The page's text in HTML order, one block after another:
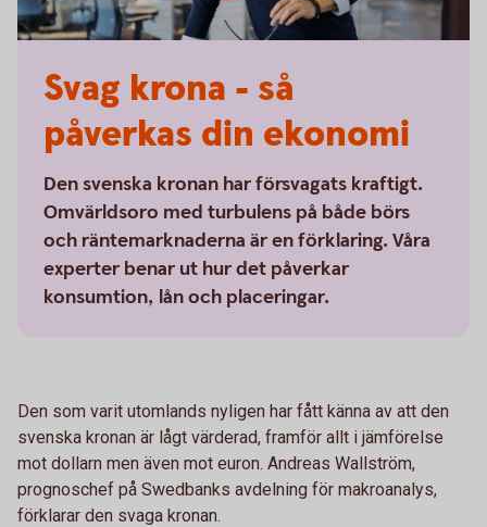
Svag krona - så
påverkas din ekonomi
Den svenska kronan har försvagats kraftigt.
Omvärldsoro med turbulens på både börs
och räntemarknaderna är en förklaring. Våra
experter benar ut hur det påverkar
konsumtion, lån och placeringar.
Den som varit utomlands nyligen har fått känna av att den
svenska kronan är lågt värderad, framför allt i jämförelse
mot dollarn men även mot euron. Andreas Wallström,
prognoschef på Swedbanks avdelning för makroanalys,
förklarar den svaga kronan.